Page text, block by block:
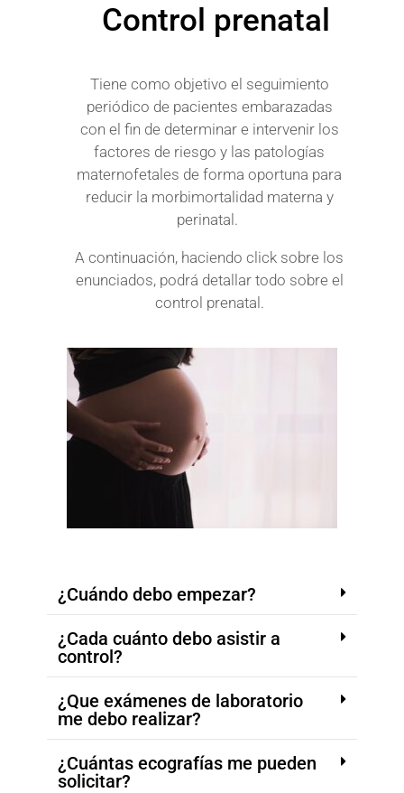
Control prenatal
Tiene como objetivo el seguimiento
periódico de pacientes embarazadas
con el fin de determinar e intervenir los
factores de riesgo y las patologías
maternofetales de forma oportuna para
reducir la morbimortalidad materna y
perinatal.
A continuación, haciendo click sobre los
enunciados, podrá detallar todo sobre el
control prenatal.
¿Cuándo debo empezar?
¿Cada cuánto debo asistir a
control?
¿Que exámenes de laboratorio
me debo realizar?
¿Cuántas ecografías me pueden
solicitar?